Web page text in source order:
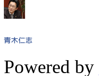
Powered by